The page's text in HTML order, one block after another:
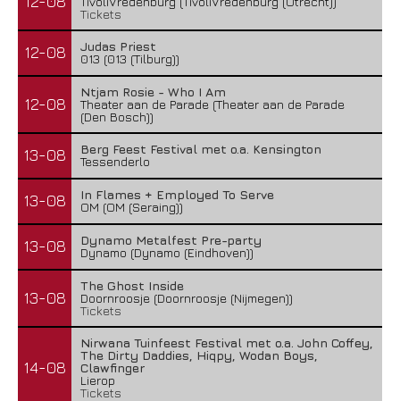
Tickets
12-08
Judas Priest
013 (013 (Tilburg))
12-08
Ntjam Rosie - Who I Am
Theater aan de Parade (Theater aan de Parade
(Den Bosch))
13-08
Berg Feest Festival met o.a. Kensington
Tessenderlo
13-08
In Flames + Employed To Serve
OM (OM (Seraing))
13-08
Dynamo Metalfest Pre-party
Dynamo (Dynamo (Eindhoven))
13-08
The Ghost Inside
Doornroosje (Doornroosje (Nijmegen))
Tickets
14-08
Nirwana Tuinfeest Festival met o.a. John Coffey,
The Dirty Daddies, Hiqpy, Wodan Boys,
Clawfinger
Lierop
Tickets